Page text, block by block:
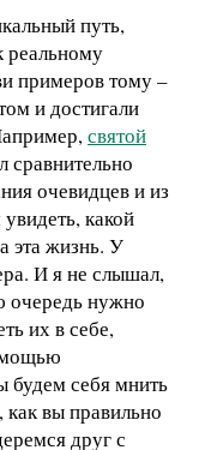
путь,
реальному
примеров тому –
и достигали
святой
сравнительно
очевидцев и из
какой
эта жизнь. У
И я не слышал,
очередь нужно
их в себе,
будем себя мнить
вы правильно
друг с